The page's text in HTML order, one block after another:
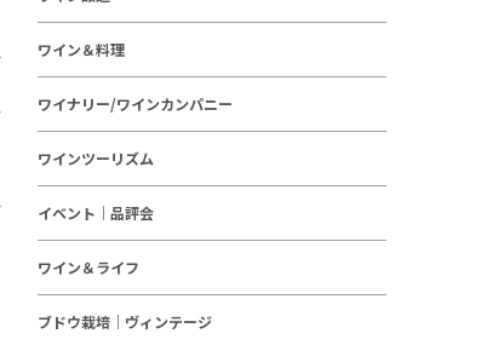
ワイン＆料理
ワイナリー/ワインカンパニー
ワインツーリズム
イベント｜品評会
ワイン＆ライフ
ブドウ栽培｜ヴィンテージ